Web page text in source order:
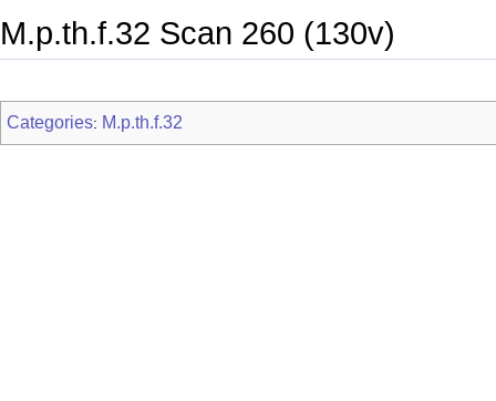
M.p.th.f.32 Scan 260 (130v)
Categories: M.p.th.f.32